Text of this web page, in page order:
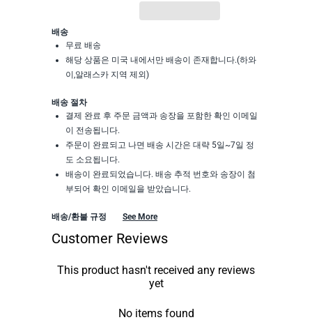
배송
무료 배송
해당 상품은 미국 내에서만 배송이 존재합니다.(하와
이,알래스카 지역 제외)
배송 절차
결제 완료 후 주문 금액과 송장을 포함한 확인 이메일
이 전송됩니다.
주문이 완료되고 나면 배송 시간은 대략 5일~7일 정
도 소요됩니다.
배송이 완료되었습니다. 배송 추적 번호와 송장이 첨
부되어 확인 이메일을 받았습니다.
배송/환불 규정 See More
Customer Reviews
This product hasn't received any reviews
yet
No items found